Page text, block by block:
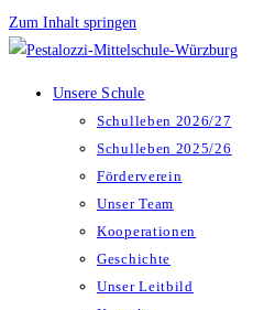
Zum Inhalt springen
Unsere Schule
Schulleben 2026/27
Schulleben 2025/26
Förderverein
Unser Team
Kooperationen
Geschichte
Unser Leitbild